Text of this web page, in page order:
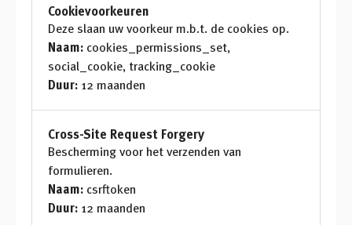
Cookievoorkeuren
Deze slaan uw voorkeur m.b.t. de cookies op.
Naam: cookies_permissions_set,
social_cookie, tracking_cookie
Duur: 12 maanden
Cross-Site Request Forgery
Bescherming voor het verzenden van
formulieren.
Naam: csrftoken
Duur: 12 maanden